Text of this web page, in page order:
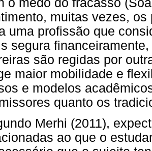
o medo do fracasso
muitas vezes,
uma profissão que
segura
são regidas por
maior mobilidade e
e modelos
quanto os
Merhi (2011),
ao que o